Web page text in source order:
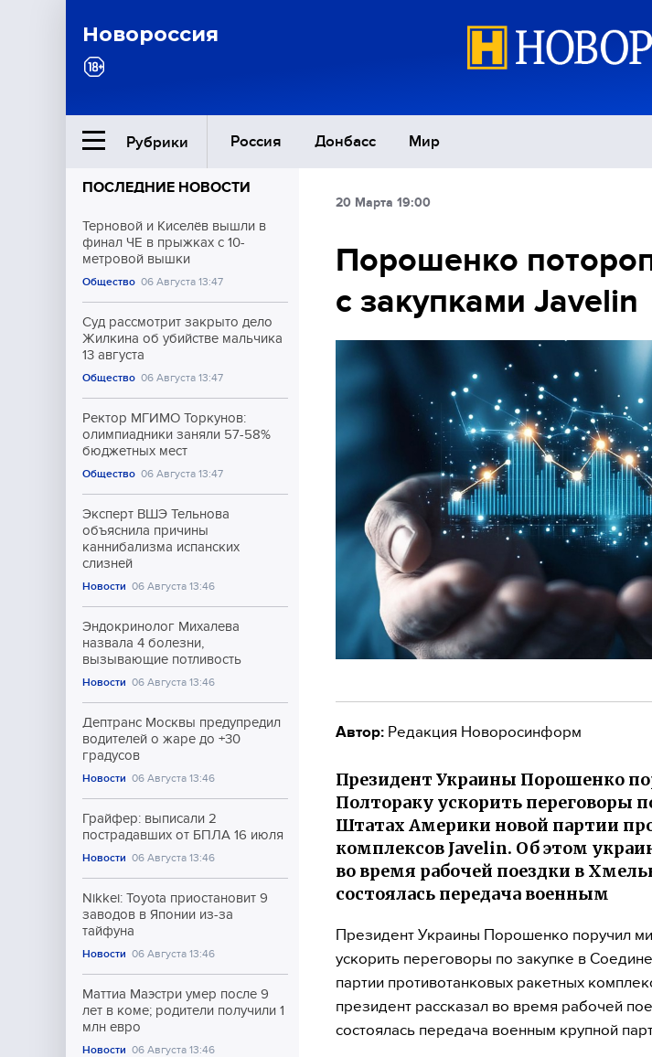
Новороссия
Рубрики Россия Донбасс Мир
Ближний Восток
Общество
Экономика
Культура
ПОСЛЕДНИЕ НОВОСТИ
Терновой и Киселёв вышли в
финал ЧЕ в прыжках с 10-
метровой вышки
Общество 06 Августа 13:47
Суд рассмотрит закрыто дело
Жилкина об убийстве мальчика
13 августа
Общество 06 Августа 13:47
Ректор МГИМО Торкунов:
олимпиадники заняли 57-58%
бюджетных мест
Общество 06 Августа 13:47
Эксперт ВШЭ Тельнова
объяснила причины
каннибализма испанских
слизней
Новости 06 Августа 13:46
Эндокринолог Михалева
назвала 4 болезни,
вызывающие потливость
Новости 06 Августа 13:46
Дептранс Москвы предупредил
водителей о жаре до +30
градусов
Новости 06 Августа 13:46
Грайфер: выписали 2
пострадавших от БПЛА 16 июля
Новости 06 Августа 13:46
Nikkei: Toyota приостановит 9
заводов в Японии из-за
тайфуна
Новости 06 Августа 13:46
Маттиа Маэстри умер после 9
лет в коме; родители получили 1
млн евро
Новости 06 Августа 13:46
20 Марта 19:00
Порошенко
с закупками Javelin
Автор: Редакция Новоросинформ
Президент Украины Порошенко
Полтораку ускорить переговоры
Штатах Америки новой партии
комплексов Javelin. Об этом
во время рабочей поездки в
состоялась передача военным
Президент Украины Порошенко поручил
ускорить переговоры по закупке в
партии противотанковых ракетных
президент рассказал во время рабочей
состоялась передача военным крупной